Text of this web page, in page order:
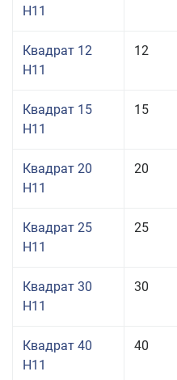
H11
Квадрат 12
H11
12
Квадрат 15
H11
15
Квадрат 20
H11
20
Квадрат 25
H11
25
Квадрат 30
H11
30
Квадрат 40
H11
40